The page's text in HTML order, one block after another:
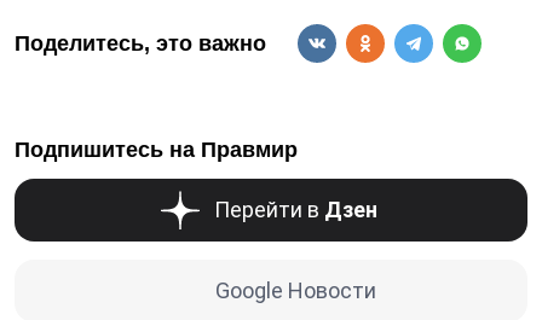
Поделитесь, это важно
Подпишитесь на Правмир
Перейти в Дзен
Google Новости